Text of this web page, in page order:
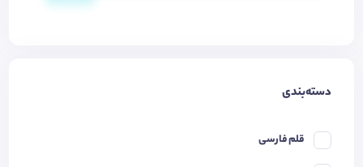
دسته‌بندی
قلم فارسی